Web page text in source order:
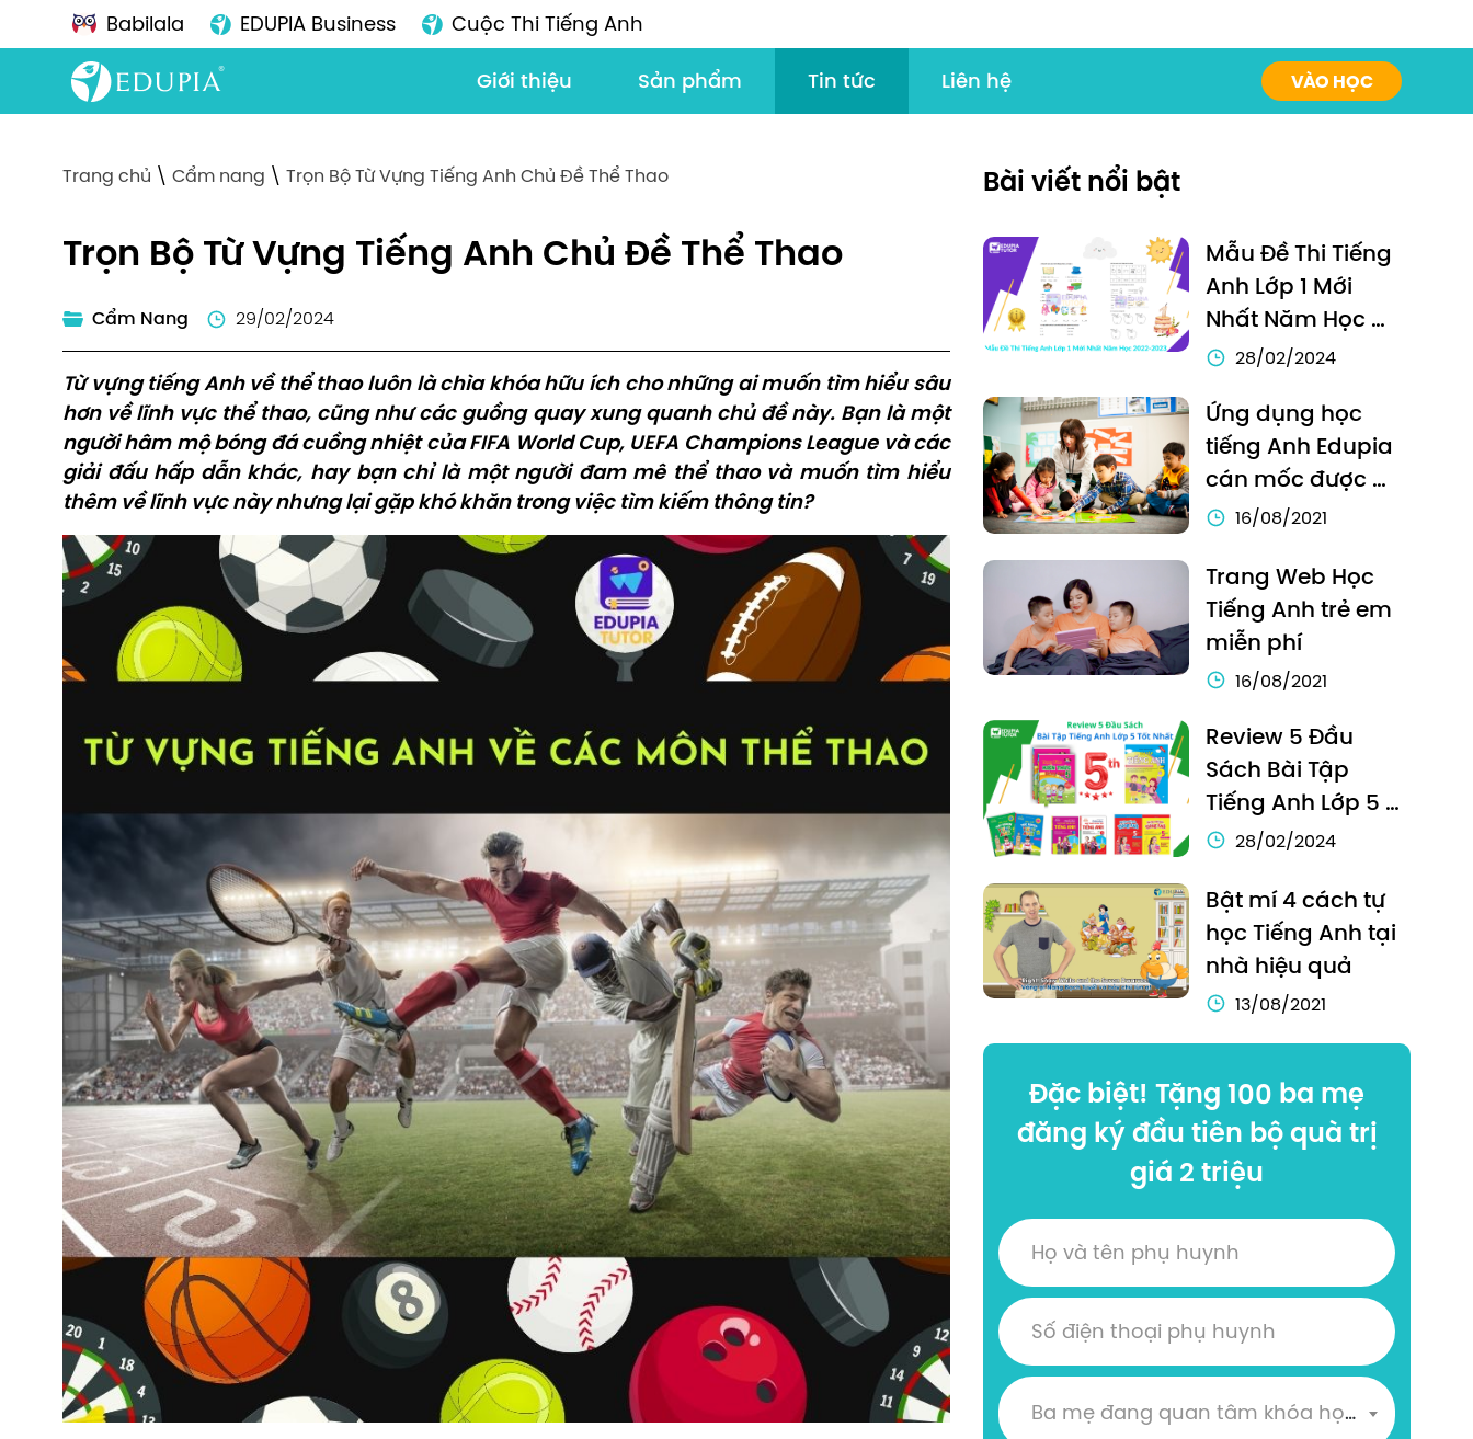
Babilala EDUPIA Business
Cuộc Thi Tiếng Anh
Giới thiệu
Sản phẩm Tin tức Liên hệ VÀO HỌC
Trang chủ \ Cẩm nang \ Trọn Bộ Từ Vựng Tiếng Anh Chủ Đề Thể Thao
Trọn Bộ Từ Vựng Tiếng Anh Chủ Đề Thể Thao
Cẩm Nang 29/02/2024
Từ vựng tiếng Anh về thể thao luôn là chìa khóa hữu ích cho những ai muốn tìm hiểu sâu
hơn về lĩnh vực thể thao, cũng như các guồng quay xung quanh chủ đề này. Bạn là một
người hâm mộ bóng đá cuồng nhiệt của FIFA World Cup, UEFA Champions League và các
giải đấu hấp dẫn khác, hay bạn chỉ là một người đam mê thể thao và muốn tìm hiểu
thêm về lĩnh vực này nhưng lại gặp khó khăn trong việc tìm kiếm thông tin?
Bài viết nổi bật
Mẫu Đề Thi Tiếng
Anh Lớp 1 Mới
Nhất Năm Học
2022-2023
28/02/2024
Ứng dụng học
tiếng Anh Edupia
cán mốc được
hơn 1 triệu phụ
16/08/2021
Trang Web Học
Tiếng Anh trẻ em
miễn phí
16/08/2021
Review 5 Đầu
Sách Bài Tập
Tiếng Anh Lớp 5
Tốt Nhất
28/02/2024
Bật mí 4 cách tự
học Tiếng Anh tại
nhà hiệu quả
13/08/2021
Đặc biệt! Tặng 100 ba mẹ
đăng ký đầu tiên bộ quà trị
giá 2 triệu
Ba mẹ đang quan tâm khóa học nào?